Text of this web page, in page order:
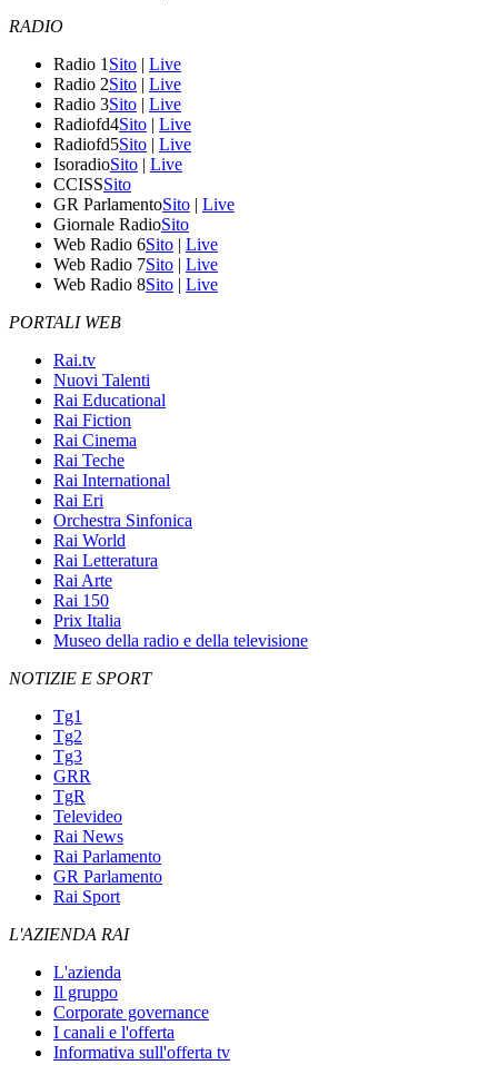
RADIO
Radio 1 Sito | Live
Radio 2Sito | Live
Radio 3Sito | Live
Radiofd4Sito | Live
Radiofd5Sito | Live
IsoradioSito | Live
CCISSSito
GR ParlamentoSito | Live
Giornale RadioSito
Web Radio 6Sito | Live
Web Radio 7Sito | Live
Web Radio 8Sito | Live
PORTALI WEB
Rai.tv
Nuovi Talenti
Rai Educational
Rai Fiction
Rai Cinema
Rai Teche
Rai International
Rai Eri
Orchestra Sinfonica
Rai World
Rai Letteratura
Rai Arte
Rai 150
Prix Italia
Museo della radio e della televisione
NOTIZIE E SPORT
Tg1
Tg2
Tg3
GRR
TgR
Televideo
Rai News
Rai Parlamento
GR Parlamento
Rai Sport
L'AZIENDA RAI
L'azienda
Il gruppo
Corporate governance
I canali e l'offerta
Informativa sull'offerta tv